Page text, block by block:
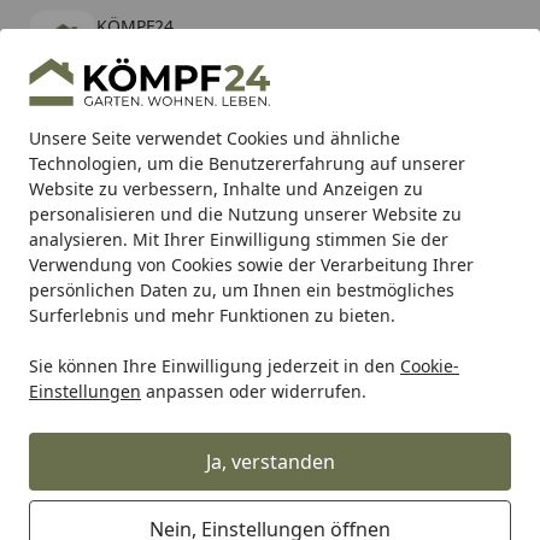
Unsere Seite verwendet Cookies und ähnliche
Technologien, um die Benutzererfahrung auf unserer
Website zu verbessern, Inhalte und Anzeigen zu
personalisieren und die Nutzung unserer Website zu
analysieren. Mit Ihrer Einwilligung stimmen Sie der
Verwendung von Cookies sowie der Verarbeitung Ihrer
persönlichen Daten zu, um Ihnen ein bestmögliches
Surferlebnis und mehr Funktionen zu bieten.
Sie können Ihre Einwilligung jederzeit in den Cookie-
Einstellungen anpassen oder widerrufen.
Ja, verstanden
Nein, Einstellungen öffnen
KÖMPF24
kostenlos - Im App Store
Hotline
Alle Produkte
Mein Konto
Suchen
Karibu Pools inkl. gratis Sandfilteranlage & Pool-
Starterset (Gesamtwert bis 468,99€)
Startseite
Tierbedarf & Tiernahrung Hundebedarf
TRIXIE Dog Activity Chess 40 x 27
cm Hundespielzeug
(4 Bewertungen)